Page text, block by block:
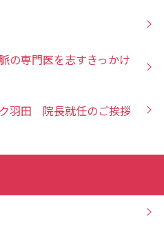
の専門医を志すきっかけ
羽田 院長就任のご挨拶